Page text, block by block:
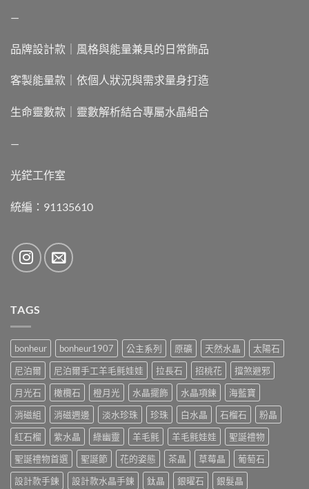
—
品牌設計款｜風格與能量兼具的日常飾品
客製能量款｜依個人狀況與需求量身打造
生命靈數款｜靈數解析結合專屬水晶組合
—
光鋩工作室
統編：91135610
TAGS
bonheur bonheur1907 公主系列 原礦 天然水晶
太陽石
尼泊爾
尼泊爾手工羊毛氈娃娃 拉長石 招桃花
擋煞避邪
月光石
橄欖石 橙月光 水晶擺飾 水晶項鍊
海藍寶
消磁組
消磁週邊 淡水珍珠 珍珠 白水晶 石榴石
粉晶
紅石榴
紫水晶 綠幽靈 羊毛氈 羊毛氈娃娃
聖誕禮物
聖誕禮物首選
聖誕節 花的姿態 茶晶 草莓晶
葡萄石
設計款手鍊
設計款水晶手鍊 鈦晶 銀曜石 銀髮晶